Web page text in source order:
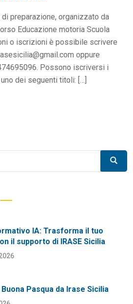
preparazione, organizzato da
Educazione motoria Scuola
o iscrizioni è possibile scrivere
oppure
Possono iscriversi i
dei seguenti titoli: […]
Cerca
IA: Trasforma il tuo
il supporto di IRASE Sicilia
Pasqua da Irase Sicilia